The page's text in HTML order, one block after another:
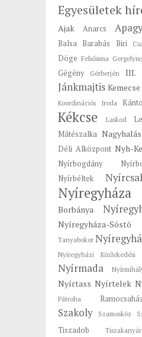
Egyesületek
Ajak Anarcs Apagy
Balsa
Barabás Biri
Döge Felsősima
Gégény Gérberjén III.
Jánkmajtis Kemecse
Koordinációs Iroda
Kékcse Laskod
Mátészalka
Déli Alközpont Nyh-
Nyírbogdány
Nyírbéltek
Nyíregyháza
Borbánya
Nyíregyháza-Sóstó
Tanyabokor
Nyíregyházi Közlekedési
Nyírmada
Nyírtass Nyírtelek
Pátroha
Szakoly Szamosköz
Tiszadob Tiszakanyár